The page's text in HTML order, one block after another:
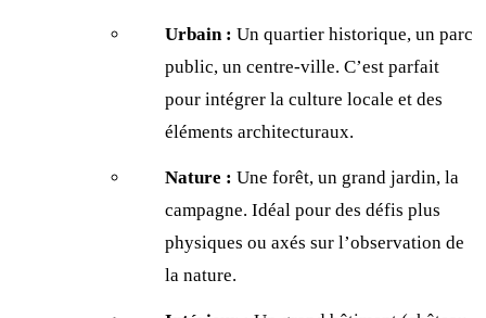
Urbain : Un quartier historique, un parc
public, un centre-ville. C’est parfait
pour intégrer la culture locale et des
éléments architecturaux.
Nature : Une forêt, un grand jardin, la
campagne. Idéal pour des défis plus
physiques ou axés sur l’observation de
la nature.